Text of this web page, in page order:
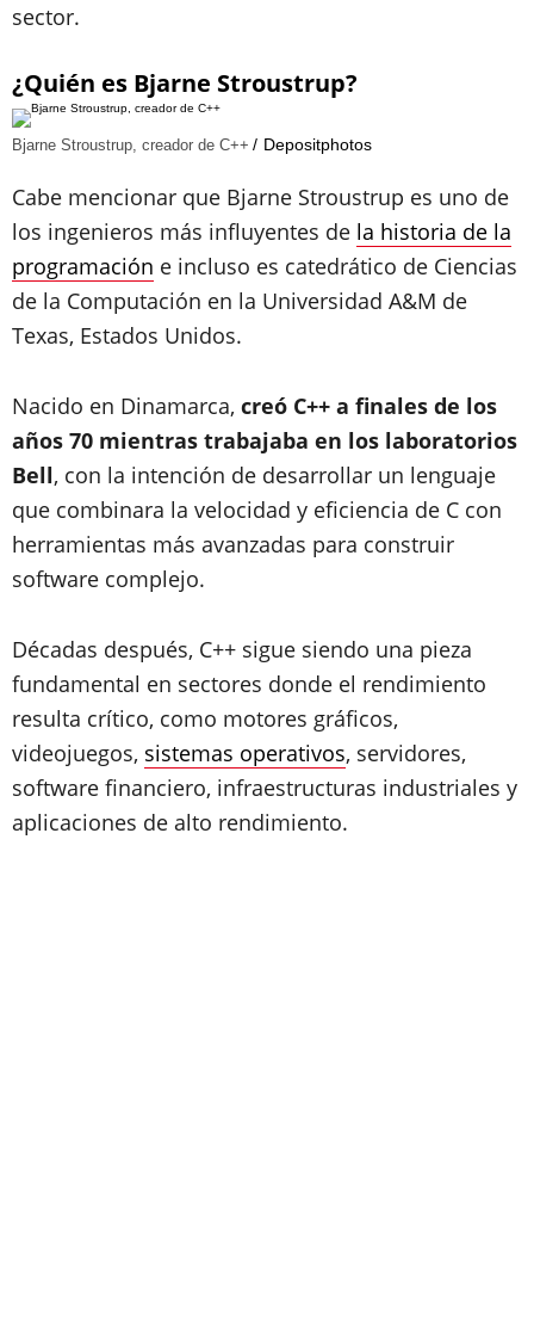
sector.
¿Quién es Bjarne Stroustrup?
Bjarne Stroustrup, creador de C++ Depositphotos
Cabe mencionar que Bjarne Stroustrup es uno de
los ingenieros más influyentes de la historia de la
programación e incluso es catedrático de Ciencias
de la Computación en la Universidad A&M de
Texas, Estados Unidos.
Nacido en Dinamarca, creó C++ a finales de los
años 70 mientras trabajaba en los laboratorios
Bell, con la intención de desarrollar un lenguaje
que combinara la velocidad y eficiencia de C con
herramientas más avanzadas para construir
software complejo.
Décadas después, C++ sigue siendo una pieza
fundamental en sectores donde el rendimiento
resulta crítico, como motores gráficos,
videojuegos, sistemas operativos, servidores,
software financiero, infraestructuras industriales y
aplicaciones de alto rendimiento.